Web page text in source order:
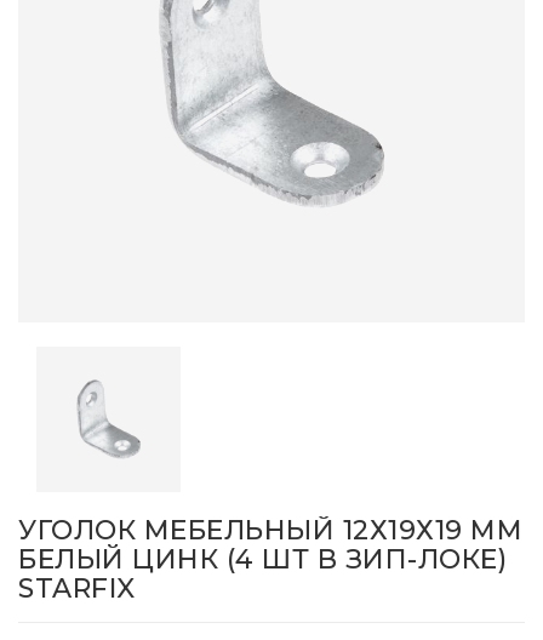
УГОЛОК МЕБЕЛЬНЫЙ 12Х19Х19 ММ
БЕЛЫЙ ЦИНК (4 ШТ В ЗИП-ЛОКЕ)
STARFIX